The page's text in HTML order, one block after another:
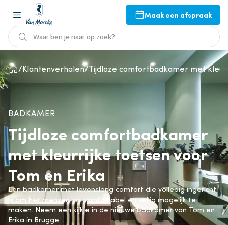
Maak een afspraak
Waar ben je naar op zoek?
Klantenverhalen Tijdloze comfortbadkamer met
BADKAMER
Tijdloze comfortbadkamer
met kleurrijke toetsen voor
Tom en Erika
Een badkamer met levenslang comfort die volledig ingericht
is om het mensen zo comfortabel en veilig mogelijk te
maken. Neem een kijkje in de nieuwe badkamer van Tom en
Erika in Brugge.